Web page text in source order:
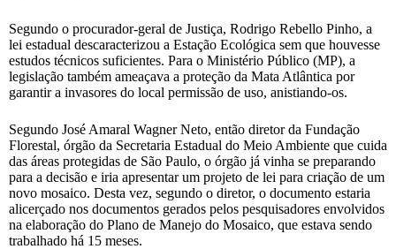
Segundo o procurador-geral de Justiça, Rodrigo Rebello Pinho, a
lei estadual descaracterizou a Estação Ecológica sem que houvesse
estudos técnicos suficientes. Para o Ministério Público (MP), a
legislação também ameaçava a proteção da Mata Atlântica por
garantir a invasores do local permissão de uso, anistiando-os.
Segundo José Amaral Wagner Neto, então diretor da Fundação
Florestal, órgão da Secretaria Estadual do Meio Ambiente que cuida
das áreas protegidas de São Paulo, o órgão já vinha se preparando
para a decisão e iria apresentar um projeto de lei para criação de um
novo mosaico. Desta vez, segundo o diretor, o documento estaria
alicerçado nos documentos gerados pelos pesquisadores envolvidos
na elaboração do Plano de Manejo do Mosaico, que estava sendo
trabalhado há 15 meses.